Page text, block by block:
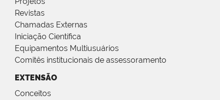
Revistas
Chamadas Externas
Iniciação Científica
Equipamentos Multiusuários
Comitês institucionais de assessoramento
EXTENSÃO
Conceitos